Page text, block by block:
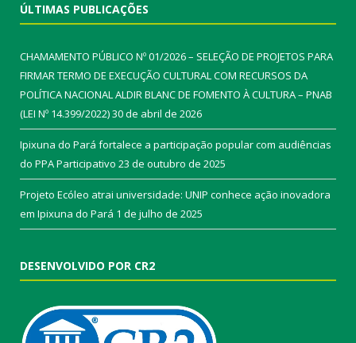
ÚLTIMAS PUBLICAÇÕES
CHAMAMENTO PÚBLICO Nº 01/2026 – SELEÇÃO DE PROJETOS PARA
FIRMAR TERMO DE EXECUÇÃO CULTURAL COM RECURSOS DA
POLÍTICA NACIONAL ALDIR BLANC DE FOMENTO À CULTURA – PNAB
(LEI Nº 14.399/2022)30 de abril de 2026
Ipixuna do Pará fortalece a participação popular com audiências
do PPA Participativo 23 de outubro de 2025
Projeto Ecóleo atrai universidade: UNIP conhece ação inovadora
em Ipixuna do Pará 1 de julho de 2025
DESENVOLVIDO POR CR2